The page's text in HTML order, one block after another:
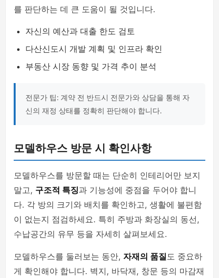
를 판단하는 데 큰 도움이 될 것입니다.
자신의 예산과 대출 한도 검토
다산신도시 개발 계획 및 인프라 확인
부동산 시장 동향 및 가격 추이 분석
전문가 팁: 계약 전 반드시 전문가와 상담을 통해 자
신의 재정 상태를 정확히 판단해야 합니다.
모델하우스 방문 시 확인사항
모델하우스를 방문할 때는 단순히 인테리어만 보지
말고, 구조적 특징과 기능성에 중점을 두어야 합니
다. 각 방의 크기와 배치를 확인하고, 생활에 불편함
이 없는지 점검하세요. 특히 주방과 화장실의 동선,
수납공간의 유무 등을 자세히 살펴보세요.
모델하우스를 둘러보는 동안, 자재의 품질도 중요하
게 확인해야 합니다. 벽지, 바닥재, 창문 등의 마감재